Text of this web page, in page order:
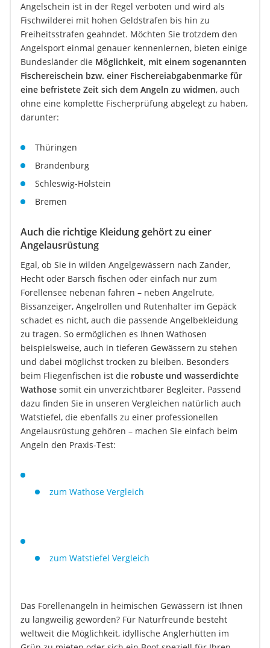
Angelschein ist in der Regel verboten und wird als
Fischwilderei mit hohen Geldstrafen bis hin zu
Freiheitsstrafen geahndet. Möchten Sie trotzdem den
Angelsport einmal genauer kennenlernen, bieten einige
Bundesländer die Möglichkeit, mit einem sogenannten
Fischereischein bzw. einer Fischereiabgabenmarke für
eine befristete Zeit sich dem Angeln zu widmen, auch
ohne eine komplette Fischerprüfung abgelegt zu haben,
darunter:
Thüringen
Brandenburg
Schleswig-Holstein
Bremen
Auch die richtige Kleidung gehört zu einer
Angelausrüstung
Egal, ob Sie in wilden Angelgewässern nach Zander,
Hecht oder Barsch fischen oder einfach nur zum
Forellensee nebenan fahren – neben Angelrute,
Bissanzeiger, Angelrollen und Rutenhalter im Gepäck
schadet es nicht, auch die passende Angelbekleidung
zu tragen. So ermöglichen es Ihnen Wathosen
beispielsweise, auch in tieferen Gewässern zu stehen
und dabei möglichst trocken zu bleiben. Besonders
beim Fliegenfischen ist die robuste und wasserdichte
Wathose somit ein unverzichtbarer Begleiter. Passend
dazu finden Sie in unseren Vergleichen natürlich auch
Watstiefel, die ebenfalls zu einer professionellen
Angelausrüstung gehören – machen Sie einfach beim
Angeln den Praxis-Test:
zum Wathose Vergleich
zum Watstiefel Vergleich
Das Forellenangeln in heimischen Gewässern ist Ihnen
zu langweilig geworden? Für Naturfreunde besteht
weltweit die Möglichkeit, idyllische Anglerhütten im